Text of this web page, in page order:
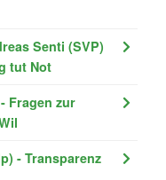
Senti (SVP)
tut Not
Fragen zur
- Transparenz